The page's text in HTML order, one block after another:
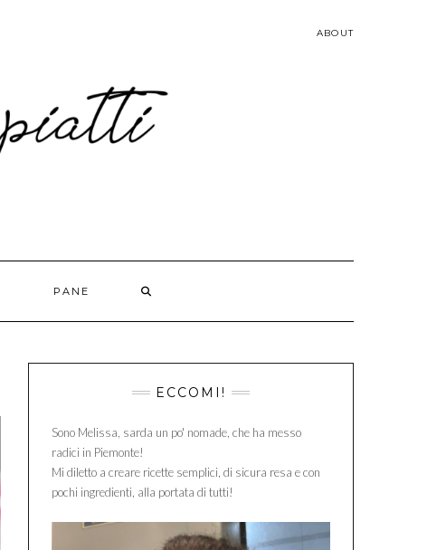
ABOUT
PANE
ECCOMI!
Sono Melissa, sarda un po' nomade, che ha messo
radici in Piemonte!
Mi diletto a creare ricette semplici, di sicura resa e con
pochi ingredienti, alla portata di tutti!